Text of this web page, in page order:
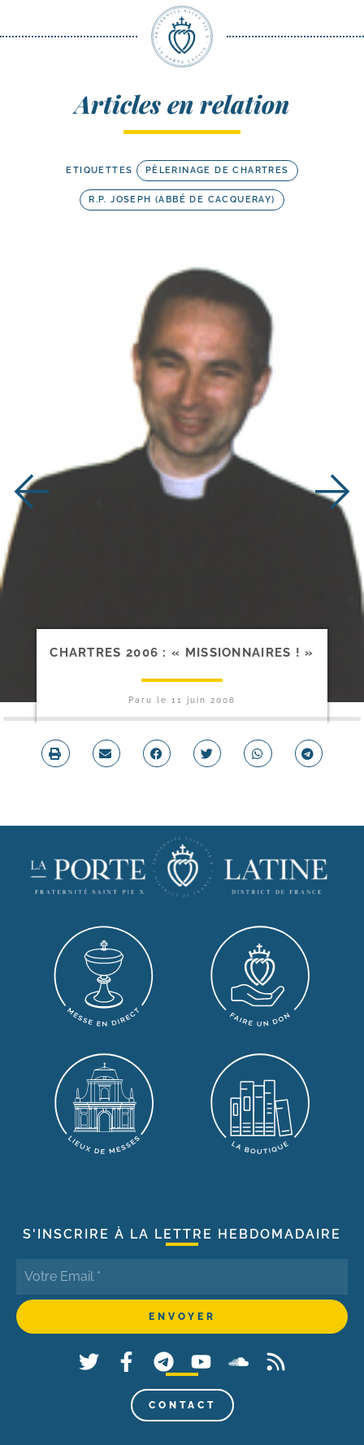
Articles en relation
ETIQUETTES PÈLERINAGE DE CHARTRES
R.P. JOSEPH (ABBÉ DE CACQUERAY)
CHARTRES 2006 : « MISSIONNAIRES ! »
Paru le 11 juin 2006
S'INSCRIRE À LA LETTRE HEBDOMADAIRE
CONTACT